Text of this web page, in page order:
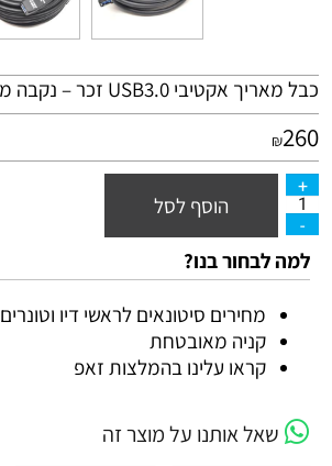
כבל מאריך אקטיבי USB3.0 זכר – נקבה מוגבר, 10 מטר
₪260
הוסף לסל
למה לבחור בנו?
מחירים סיטונאים לראשי דיו וטונרים
קניה מאובטחת
קראו עלינו בהמלצות זאפ
שאל אותנו על מוצר זה